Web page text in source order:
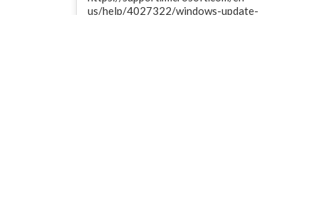
us/help/4027322/windows-update-